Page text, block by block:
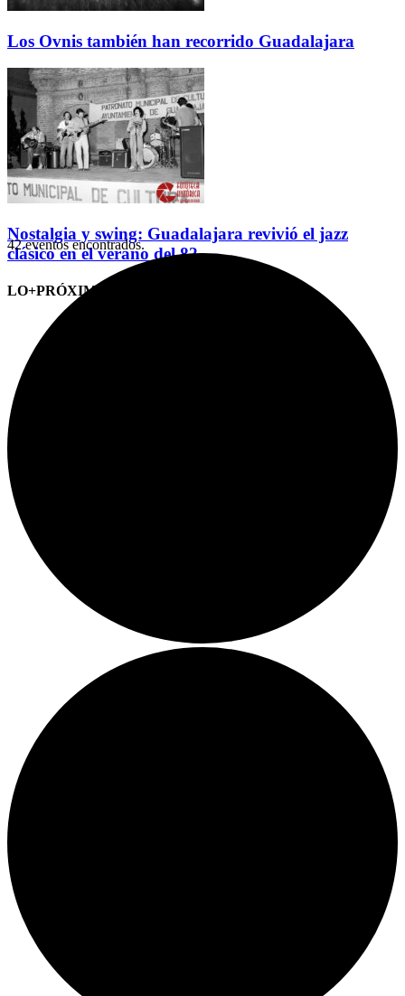
Los Ovnis también han recorrido Guadalajara
Nostalgia y swing: Guadalajara revivió el jazz
clásico en el verano del 82
LO+PRÓXIMO (CITAS)
42 eventos encontrados.